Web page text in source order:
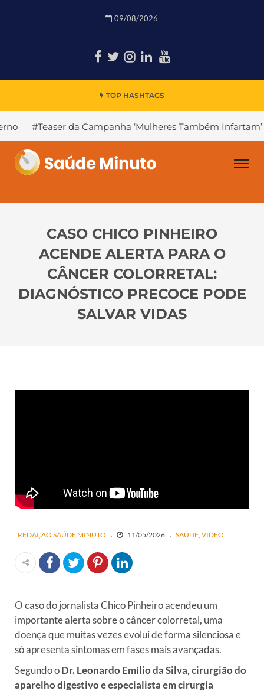
09/08/2026
TOP HASHTAGS
da Campanha ‘Mulheres Também Infartam’ #Declínio
CASO CHICO PINHEIRO
ACENDE ALERTA PARA O
CÂNCER COLORRETAL:
DIAGNÓSTICO PRECOCE PODE
SALVAR VIDAS
REDAÇÃO SAÚDE MINUTO 11/05/2026 SAÚDE VIDEO
O caso do jornalista Chico Pinheiro acendeu um
importante alerta sobre o câncer colorretal, uma
doença que muitas vezes evolui de forma silenciosa e
só apresenta sintomas em fases mais avançadas.
Segundo oDr. Leonardo Emílio da Silva, cirurgião do
aparelho digestivo e especialista em cirurgia